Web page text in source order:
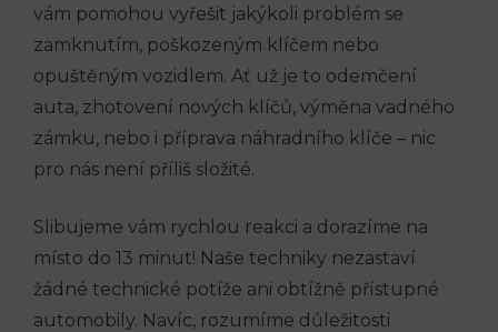
vám ​pomohou vyřešit jakýkoli problém se
‍zamknutím, ‍poškozeným klíčem nebo
opuštěným vozidlem.⁣ Ať už je to odemčení
auta, zhotovení​ nových ⁢klíčů, výměna vadného
zámku, nebo i příprava náhradního klíče – nic
pro nás není​ příliš ⁢složité.
Slibujeme vám ‌rychlou reakci a dorazíme na
⁣místo do 13 minut! Naše techniky nezastaví
žádné⁤ technické ⁣potíže ani obtížně přístupné
‌automobily. Navíc, rozumíme ​důležitosti